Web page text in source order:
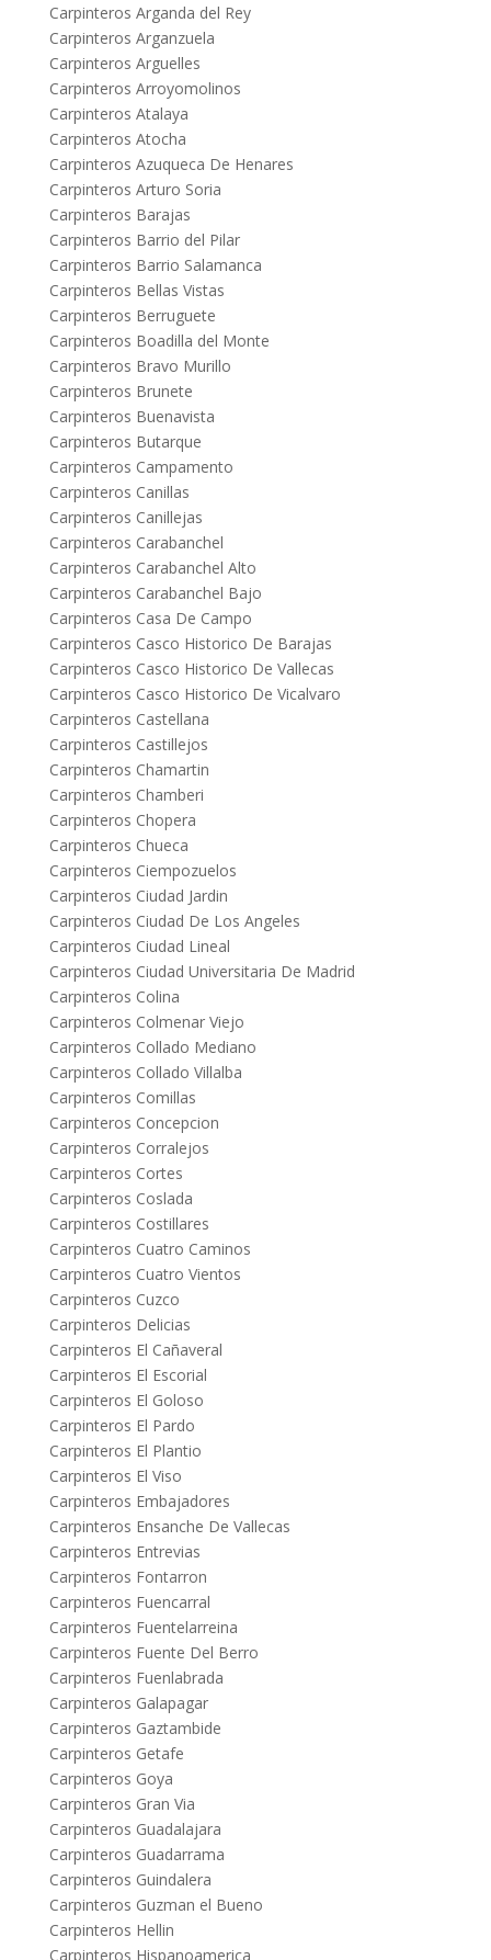
Carpinteros Arganda del Rey
Carpinteros Arganzuela
Carpinteros Arguelles
Carpinteros Arroyomolinos
Carpinteros Atalaya
Carpinteros Atocha
Carpinteros Azuqueca De Henares
Carpinteros Arturo Soria
Carpinteros Barajas
Carpinteros Barrio del Pilar
Carpinteros Barrio Salamanca
Carpinteros Bellas Vistas
Carpinteros Berruguete
Carpinteros Boadilla del Monte
Carpinteros Bravo Murillo
Carpinteros Brunete
Carpinteros Buenavista
Carpinteros Butarque
Carpinteros Campamento
Carpinteros Canillas
Carpinteros Canillejas
Carpinteros Carabanchel
Carpinteros Carabanchel Alto
Carpinteros Carabanchel Bajo
Carpinteros Casa De Campo
Carpinteros Casco Historico De Barajas
Carpinteros Casco Historico De Vallecas
Carpinteros Casco Historico De Vicalvaro
Carpinteros Castellana
Carpinteros Castillejos
Carpinteros Chamartin
Carpinteros Chamberi
Carpinteros Chopera
Carpinteros Chueca
Carpinteros Ciempozuelos
Carpinteros Ciudad Jardin
Carpinteros Ciudad De Los Angeles
Carpinteros Ciudad Lineal
Carpinteros Ciudad Universitaria De Madrid
Carpinteros Colina
Carpinteros Colmenar Viejo
Carpinteros Collado Mediano
Carpinteros Collado Villalba
Carpinteros Comillas
Carpinteros Concepcion
Carpinteros Corralejos
Carpinteros Cortes
Carpinteros Coslada
Carpinteros Costillares
Carpinteros Cuatro Caminos
Carpinteros Cuatro Vientos
Carpinteros Cuzco
Carpinteros Delicias
Carpinteros El Cañaveral
Carpinteros El Escorial
Carpinteros El Goloso
Carpinteros El Pardo
Carpinteros El Plantio
Carpinteros El Viso
Carpinteros Embajadores
Carpinteros Ensanche De Vallecas
Carpinteros Entrevias
Carpinteros Fontarron
Carpinteros Fuencarral
Carpinteros Fuentelarreina
Carpinteros Fuente Del Berro
Carpinteros Fuenlabrada
Carpinteros Galapagar
Carpinteros Gaztambide
Carpinteros Getafe
Carpinteros Goya
Carpinteros Gran Via
Carpinteros Guadalajara
Carpinteros Guadarrama
Carpinteros Guindalera
Carpinteros Guzman el Bueno
Carpinteros Hellin
Carpinteros Hispanoamerica